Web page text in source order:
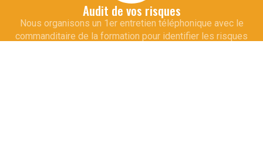
Audit de vos risques
Nous organisons un 1er entretien téléphonique avec le
commanditaire de la formation pour identifier les risques